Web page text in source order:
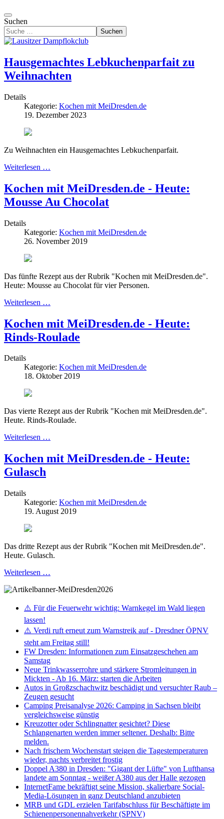
Suchen
Suchen
Hausgemachtes Lebkuchenparfait zu
Weihnachten
Details
Kategorie: Kochen mit MeiDresden.de
19. Dezember 2023
Zu Weihnachten ein Hausgemachtes Lebkuchenparfait.
Weiterlesen …
Kochen mit MeiDresden.de - Heute:
Mousse Au Chocolat
Details
Kategorie: Kochen mit MeiDresden.de
26. November 2019
Das fünfte Rezept aus der Rubrik "Kochen mit MeiDresden.de".
Heute: Mousse au Chocolat für vier Personen.
Weiterlesen …
Kochen mit MeiDresden.de - Heute:
Rinds-Roulade
Details
Kategorie: Kochen mit MeiDresden.de
18. Oktober 2019
Das vierte Rezept aus der Rubrik "Kochen mit MeiDresden.de".
Heute. Rinds-Roulade.
Weiterlesen …
Kochen mit MeiDresden.de - Heute:
Gulasch
Details
Kategorie: Kochen mit MeiDresden.de
19. August 2019
Das dritte Rezept aus der Rubrik "Kochen mit MeiDresden.de".
Heute. Gulasch.
Weiterlesen …
⚠️ Für die Feuerwehr wichtig: Warnkegel im Wald liegen
lassen!
⚠️ Verdi ruft erneut zum Warnstreik auf - Dresdner ÖPNV
steht am Freitag still!
FW Dresden: Informationen zum Einsatzgeschehen am
Samstag
Neue Trinkwasserrohre und stärkere Stromleitungen in
Mickten - Ab 16. März: starten die Arbeiten
Autos in Großzschachwitz beschädigt und versuchter Raub –
Zeugen gesucht
Camping Preisanalyse 2026: Camping in Sachsen bleibt
vergleichsweise günstig
Kreuzotter oder Schlingnatter gesichtet? Diese
Schlangenarten werden immer seltener. Deshalb: Bitte
melden.
Nach frischem Wochenstart steigen die Tagestemperaturen
wieder, nachts verbreitet frostig
Doppel A380 in Dresden: "Gigant der Lüfte" von Lufthansa
landete am Sonntag - weißer A380 aus der Halle gezogen
InternetFame bekräftigt seine Mission, skalierbare Social-
Media-Lösungen in ganz Deutschland anzubieten
MRB und GDL erzielen Tarifabschluss für Beschäftigte im
Schienenpersonennahverkehr (SPNV)